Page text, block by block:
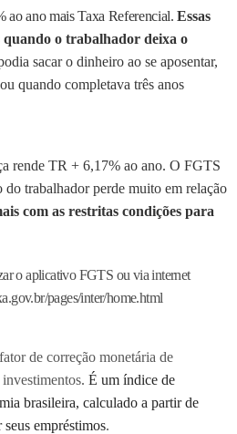
ao ano mais Taxa Referencial.Essas
quando o trabalhador deixa o
sacar o dinheiro ao se aposentar,
quando completava três anos
rende TR + 6,17% ao ano. O FGTS
trabalhador perde muito em relação
com as restritas condições para
o aplicativo FGTS ou via internet
pages/inter/home.html
de correção monetária de
. É um índice de
brasileira, calculado a partir de
empréstimos.